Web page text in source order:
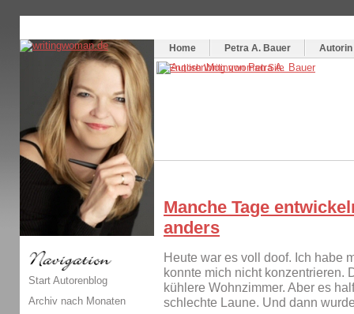
Home
Petra A. Bauer Autorin
Manche Tage
anders
Heute war es voll doof. Ich habe
konnte mich nicht konzentrieren.
kühlere Wohnzimmer. Aber es
schlechte Laune. Und dann
Start Autorenblog
Archiv nach Monaten